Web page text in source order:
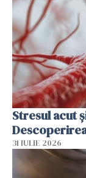
Stresul acut
31 IULIE 2026